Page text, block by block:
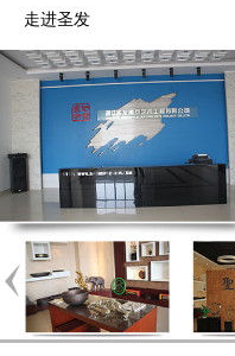
走进圣发